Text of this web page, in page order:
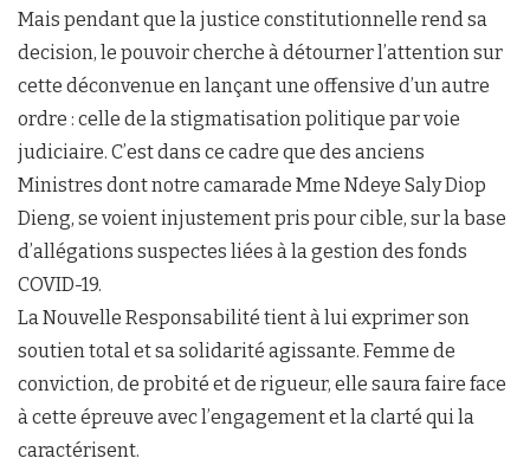
Mais pendant que la justice constitutionnelle rend sa
decision, le pouvoir cherche à détourner l’attention sur
cette déconvenue en lançant une offensive d’un autre
ordre : celle de la stigmatisation politique par voie
judiciaire. C’est dans ce cadre que des anciens
Ministres dont notre camarade Mme Ndeye Saly Diop
Dieng, se voient injustement pris pour cible, sur la base
d’allégations suspectes liées à la gestion des fonds
COVID-19.
La Nouvelle Responsabilité tient à lui exprimer son
soutien total et sa solidarité agissante. Femme de
conviction, de probité et de rigueur, elle saura faire face
à cette épreuve avec l’engagement et la clarté qui la
caractérisent.